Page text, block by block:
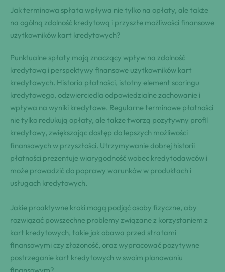
Jak terminowa spłata wpływa nie tylko na opłaty, ale także
na ogólną zdolność kredytową i przyszłe możliwości finansowe
użytkowników kart kredytowych?
Punktualne spłaty mają znaczący wpływ na zdolność
kredytową i perspektywy finansowe użytkowników kart
kredytowych. Historia płatności, istotny element scoringu
kredytowego, odzwierciedla odpowiedzialne zachowanie i
wpływa na wyniki kredytowe. Regularne terminowe płatności
nie tylko redukują opłaty, ale także tworzą pozytywny profil
kredytowy, zwiększając dostęp do lepszych możliwości
finansowych w przyszłości. Utrzymywanie dobrej historii
płatności prezentuje wiarygodność wobec kredytodawców i
może prowadzić do poprawy warunków w produktach i
usługach kredytowych.
Jakie proaktywne kroki mogą podjąć osoby fizyczne, aby
rozwiązać powszechne problemy związane z korzystaniem z
kart kredytowych, takie jak obawa przed stratami
finansowymi czy złożoność, oraz wypracować pozytywne
postrzeganie kart kredytowych w swoim planowaniu